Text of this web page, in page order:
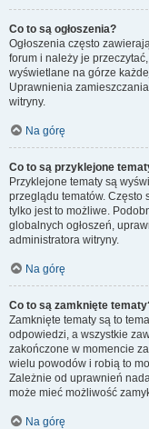
Co to są ogłoszenia?
Ogłoszenia często
forum i należy je
wyświetlane na górze
Uprawnienia
witryny.
Na górę
Co to są przyklejone
Przyklejone tematy są
przeglądu tematów. Często
tylko jest to możliwe.
globalnych ogłoszeń,
administratora witryny.
Na górę
Co to są zamknięte
Zamknięte tematy są to
odpowiedzi, a wszystkie
zakończone w momencie
wielu powodów i robią to
Zależnie od uprawnień
może mieć możliwość
Na górę